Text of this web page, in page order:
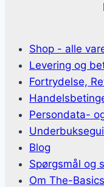
Shop - alle
Levering og
Fortrydelse,
Persondata-
Blog
Spørgsmål og
Om The-Basics